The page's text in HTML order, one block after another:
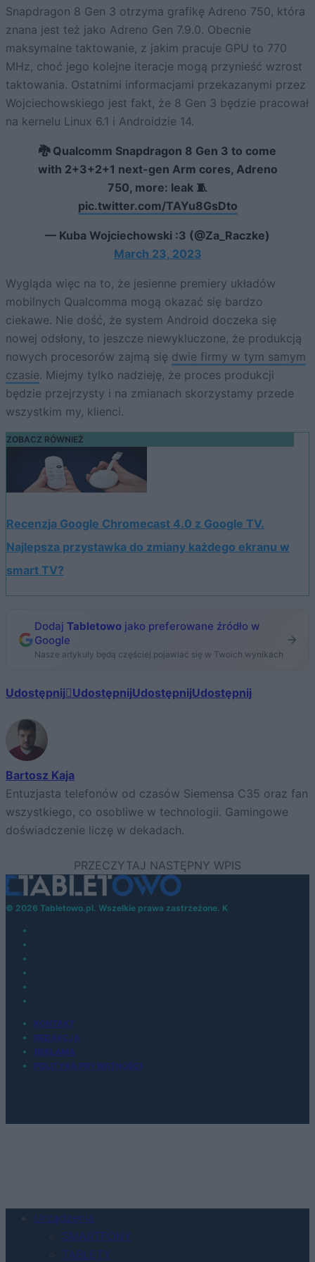
Snapdragon 8 Gen 3 otrzyma grafikę Adreno 750, która
znana jest też jako Adreno Gen 7.9.0. Obecnie
maksymalne taktowanie, z jakim pracuje GPU to 770
MHz, choć jego kolejne iteracje mogą przynieść wzrost
taktowania. Ostatnimi informacjami przekazanymi przez
Wojciechowskiego jest fakt, że 8 Gen 3 będzie pracował
na kernelu Linux 6.1 i Androidzie 14.
🐉 Qualcomm Snapdragon 8 Gen 3 to come
with 2+3+2+1 next-gen Arm cores, Adreno
750, more: leak 🧵
pic.twitter.com/TAYu8GsDto
— Kuba Wojciechowski :3 (@Za_Raczke)
March 23, 2023
Wygląda więc na to, że jesienne premiery układów
mobilnych Qualcomma mogą okazać się bardzo
ciekawe. Nie dość, że system Android doczeka się
nowej odsłony, to jeszcze niewykluczone, że produkcją
nowych procesorów zajmą się dwie firmy w tym samym
czasie. Miejmy tylko nadzieję, że proces produkcji
będzie przejrzysty i na zmianach skorzystamy przede
wszystkim my, klienci.
ZOBACZ RÓWNIEŻ
Recenzja Google Chromecast 4.0 z Google TV.
Najlepsza przystawka do zmiany każdego ekranu w
smart TV?
Dodaj Tabletowo jako preferowane źródło w
Google
Nasze artykuły będą częściej pojawiać się w Twoich wynikach
Udostępnij UdostępnijUdostępnijUdostępnij
Bartosz Kaja
Entuzjasta telefonów od czasów Siemensa C35 oraz fan
wszystkiego, co osobliwe w technologii. Gamingowe
doświadczenie liczę w dekadach.
© 2026 Tabletowo.pl. Wszelkie prawa zastrzeżone. K
KONTAKT
REDAKCJA
REKLAMA
POLITYKA PRYWATNOŚCI
Urządzenia
SMARTFONY
TABLETY